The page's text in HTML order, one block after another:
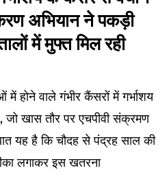
अभियान ने पकड़ी
में मुफ्त मिल रही
में होने वाले गंभीर कैंसरों में गर्भाशय
खास तौर पर एचपीवी संक्रमण
यह है कि चौदह से पंद्रह साल की
लगाकर इस खतरना